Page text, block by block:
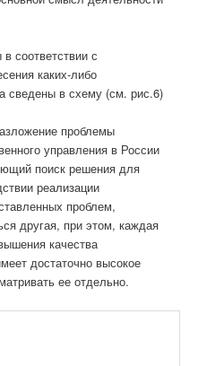
соответствии с
каких-либо
сведены в схему (см. рис.6)
проблемы
управления в России
поиск решения для
реализации
проблем,
другая, при этом, каждая
качества
достаточно высокое
ее отдельно.